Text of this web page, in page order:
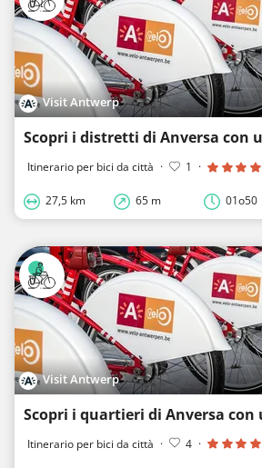
Visit Antwerp
Itinerario per bici da città · 1 ·
27,5 km 65 m 01o50
Visit Antwerp
Itinerario per bici da città · 4 ·